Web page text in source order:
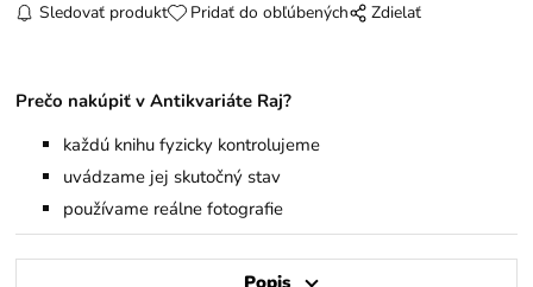
Sledovať produkt Pridať do obľúbených Zdielať
Prečo nakúpiť v Antikvariáte Raj?
každú knihu fyzicky kontrolujeme
uvádzame jej skutočný stav
používame reálne fotografie